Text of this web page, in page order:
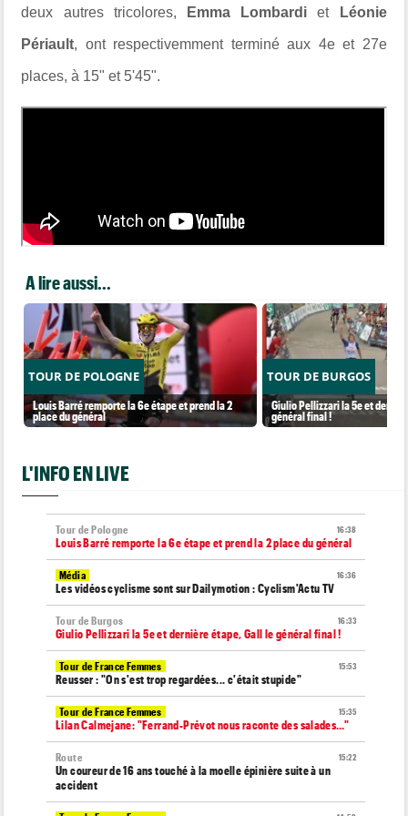
deux autres tricolores, Emma Lombardiet Léonie
Périault, ont respectivemment terminé aux 4e et 27e
places, à 15" et 5'45".
A lire aussi...
TOUR DE POLOGNE
Louis Barré remporte la 6e étape et prend la 2
place du général
TOUR DE BURGOS
Giulio Pellizzari la 5e et
général final !
L'INFO EN LIVE
16:38
Tour de Pologne
Louis Barré remporte la 6e étape et prend la 2 place du général
16:36
Média
Les vidéos cyclisme sont sur Dailymotion : Cyclism'Actu TV
16:33
Tour de Burgos
Giulio Pellizzari la 5e et dernière étape, Gall le général final !
15:53
Tour de France Femmes
Reusser : "On s'est trop regardées... c'était stupide"
15:35
Tour de France Femmes
Lilan Calmejane: "Ferrand-Prévot nous raconte des salades…"
15:22
Route
Un coureur de 16 ans touché à la moelle épinière suite à un
accident